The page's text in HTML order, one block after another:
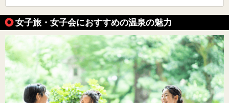
女子旅・女子会におすすめの温泉の魅力